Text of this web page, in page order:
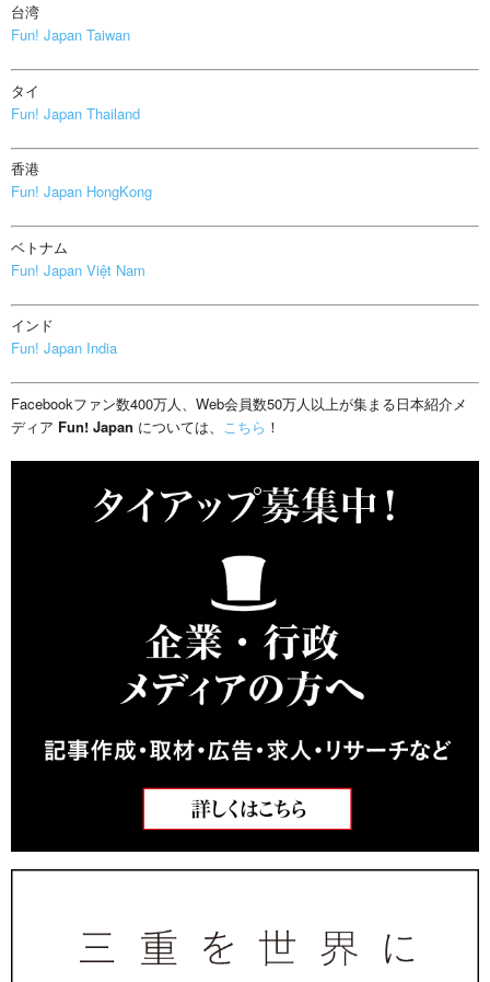
台湾
Fun! Japan Taiwan
タイ
Fun! Japan Thailand
香港
Fun! Japan HongKong
ベトナム
Fun! Japan Việt Nam
インド
Fun! Japan India
Facebookファン数400万人、Web会員数50万人以上が集まる日本紹介メ
ディア Fun! Japan については、 こちら ！